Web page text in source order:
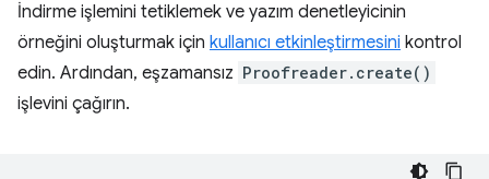
İndirme işlemini tetiklemek ve yazım denetleyicinin
örneğini oluşturmak için kullanıcı etkinleştirmesini kontrol
edin. Ardından, eşzamansız Proofreader.create()
işlevini çağırın.